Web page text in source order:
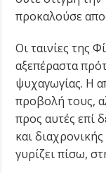
προκαλούσε
Οι ταινίες της
αξεπέραστα
ψυχαγωγίας. Η
προβολή τους,
προς αυτές επί
και
γυρίζει πίσω,